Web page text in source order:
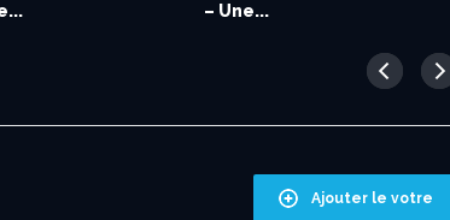
– Une...
Ajouter le votre